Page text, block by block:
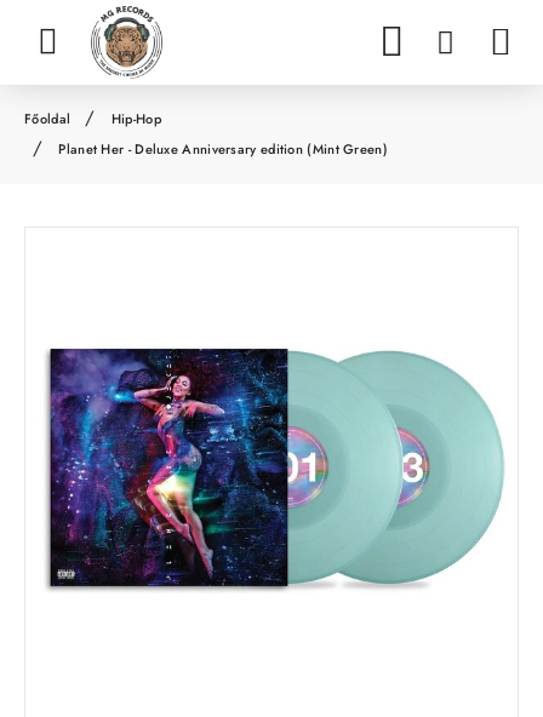
Hip-Hop
Planet Her - Deluxe Anniversary edition (Mint Green)